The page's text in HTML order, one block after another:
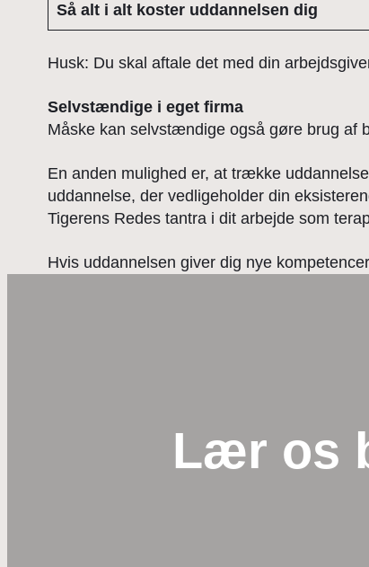
Så alt i alt koster uddannelsen dig
Husk: Du skal aftale det med din
Selvstændige i eget firma
Måske kan selvstændige også gøre brug af
En anden mulighed er, at trække
uddannelse, der vedligeholder din
Tigerens Redes tantra i dit arbejde som
Hvis uddannelsen giver dig nye
Lær os